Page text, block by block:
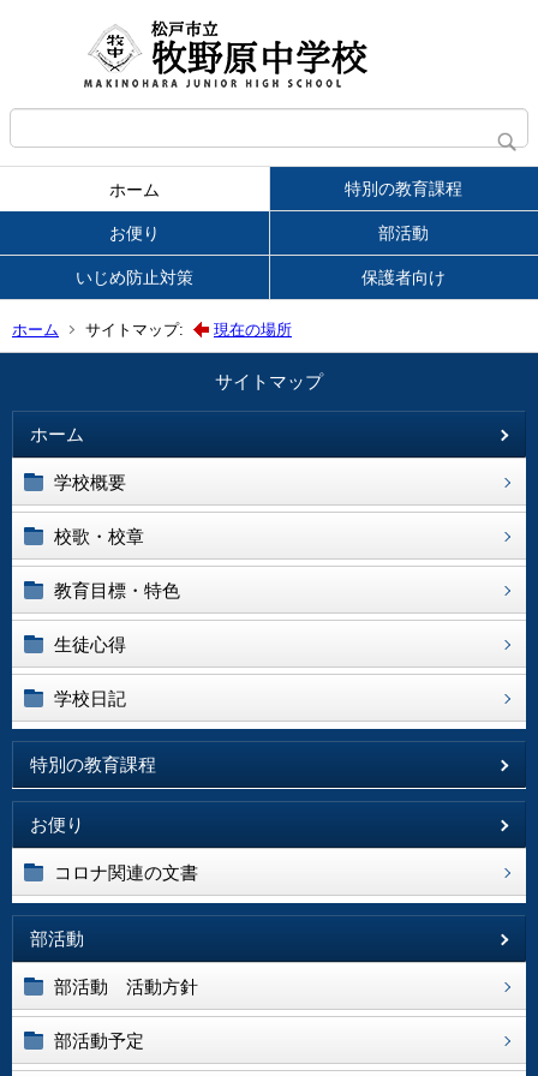
ホーム 特別の教育課程
お便り 部活動
いじめ防止対策 保護者向け
ホーム サイトマップ: 現在の場所
サイトマップ
ホーム
学校概要
校歌・校章
教育目標・特色
生徒心得
学校日記
特別の教育課程
お便り
コロナ関連の文書
部活動
部活動 活動方針
部活動予定